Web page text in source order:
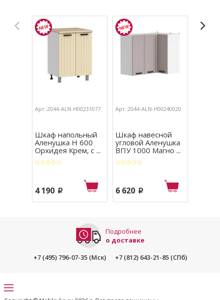
Арт.:2044-ALN-Н00231077
Шкаф напольный
Аленушка Н 600
Орхидея Крем, с ...
4 190 p
Арт.:2044-ALN-Н00240020
Шкаф навесной
угловой Аленушка
ВПУ 1000 Магно ...
6 620 p
Подробнее
о доставке
+7 (495) 796-07-35 (Мск)
+7 (812) 643-21-85 (СПб)